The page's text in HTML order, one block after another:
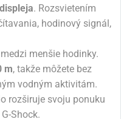
. Rozsvietením
hodinový signál,
menšie hodinky.
m, takže môžete bez
vodným aktivitám.
rozširuje svoju ponuku
Shock.